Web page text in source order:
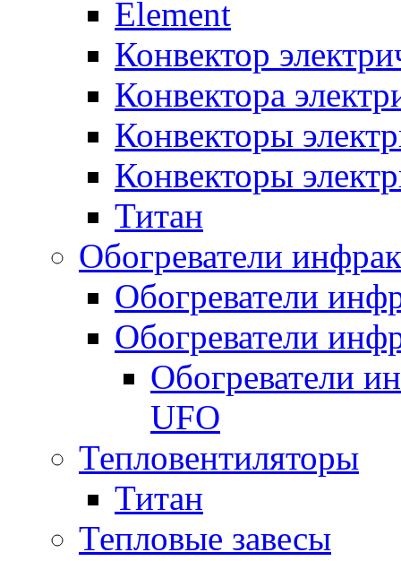
Element
Конвектор
Конвектора
Конвекторы
Конвекторы
Титан
Обогреватели
Обогреватели
Обогреватели
Обогреватели
UFO
Тепловентиляторы
Титан
Тепловые завесы